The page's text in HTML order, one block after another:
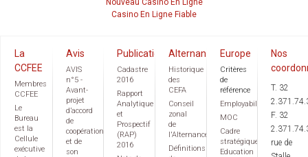
Casino En Ligne Fiable
La
CCFEE
Membres
CCFEE
Le
Bureau
est la
Cellule
exécutive
Avis
AVIS
n°5 -
Avant-
projet
d’accord
de
coopération
et de
son
Publications
Cadastre
2016
Rapport
Analytique
et
Prospectif
(RAP)
2016
Alternance
Historique
des
CEFA
Conseil
zonal
de
l'Alternance
Définitions
Europe
Critères
de
référence
Employabilité
MOC
Cadre
stratégique
Education
Nos
T. 32
F. 32
rue de